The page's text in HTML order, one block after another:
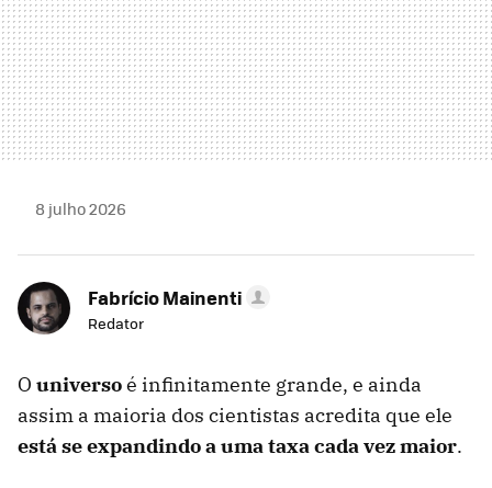
8 julho 2026
Fabrício Mainenti
Redator
O universoé infinitamente grande, e ainda
assim a maioria dos cientistas acredita que ele
está se expandindo a uma taxa cada vez maior.